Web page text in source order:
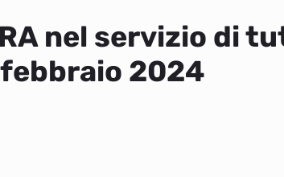
nel servizio di
2024